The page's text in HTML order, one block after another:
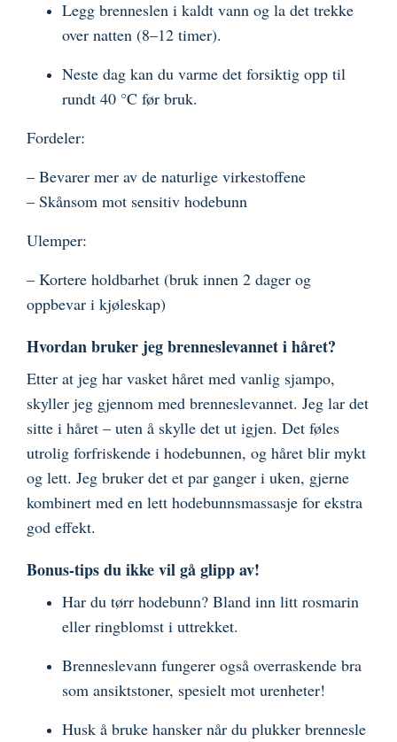
Legg brenneslen i kaldt vann og la det trekke
over natten (8–12 timer).
Neste dag kan du varme det forsiktig opp til
rundt 40 °C før bruk.
Fordeler:
– Bevarer mer av de naturlige virkestoffene
– Skånsom mot sensitiv hodebunn
Ulemper:
– Kortere holdbarhet (bruk innen 2 dager og
oppbevar i kjøleskap)
Hvordan bruker jeg brenneslevannet i håret?
Etter at jeg har vasket håret med vanlig sjampo,
skyller jeg gjennom med brenneslevannet. Jeg lar det
sitte i håret – uten å skylle det ut igjen. Det føles
utrolig forfriskende i hodebunnen, og håret blir mykt
og lett. Jeg bruker det et par ganger i uken, gjerne
kombinert med en lett hodebunnsmassasje for ekstra
god effekt.
Bonus-tips du ikke vil gå glipp av!
Har du tørr hodebunn? Bland inn litt rosmarin
eller ringblomst i uttrekket.
Brenneslevann fungerer også overraskende bra
som ansiktstoner, spesielt mot urenheter!
Husk å bruke hansker når du plukker brennesle